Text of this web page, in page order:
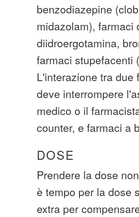
benzodiazepine
midazolam), farmaci
diidroergotamina,
farmaci stupefacenti
L'interazione tra
deve interrompere
medico o il
counter, e farmaci a
DOSE
Prendere la dose
è tempo per la dose
extra per